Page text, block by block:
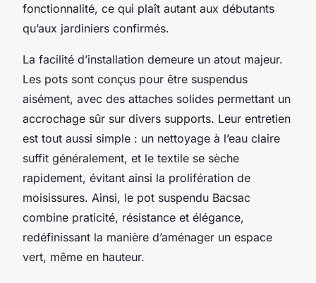
fonctionnalité, ce qui plaît autant aux débutants
qu’aux jardiniers confirmés.
La facilité d’installation demeure un atout majeur.
Les pots sont conçus pour être suspendus
aisément, avec des attaches solides permettant un
accrochage sûr sur divers supports. Leur entretien
est tout aussi simple : un nettoyage à l’eau claire
suffit généralement, et le textile se sèche
rapidement, évitant ainsi la prolifération de
moisissures. Ainsi, le pot suspendu Bacsac
combine praticité, résistance et élégance,
redéfinissant la manière d’aménager un espace
vert, même en hauteur.